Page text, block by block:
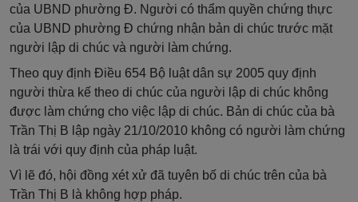
của UBND phường Đ. Người có thẩm quyền chứng thực
của UBND phường Đ chứng nhận bản di chúc trước mặt
người lập di chúc và người làm chứng.
Theo quy định Điều 654 Bộ luật dân sự 2005 quy định
người thừa kế theo di chúc của người lập di chúc không
được làm chứng cho việc lập di chúc. Bản di chúc của bà
Trần Thị B lập ngày 21/10/2010 không có người làm chứng
là trái với quy định của pháp luật.
Vì lẽ đó, hội đồng xét xử đã tuyên bố di chúc trên của bà
Trần Thị B là không hợp pháp.